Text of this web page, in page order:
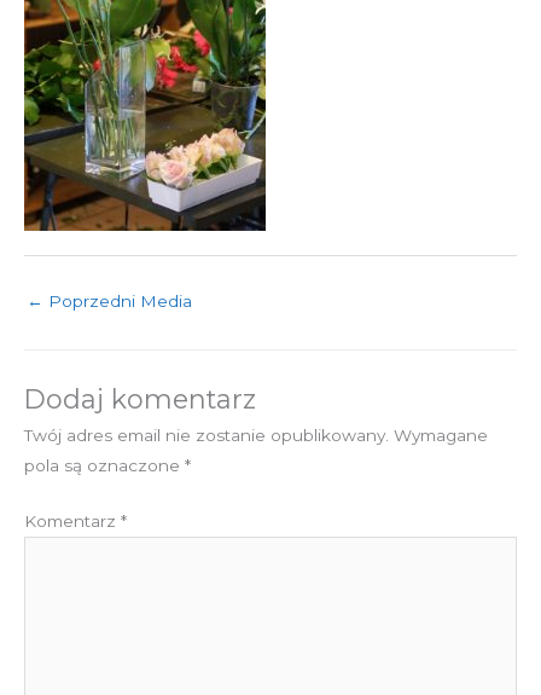
← Poprzedni Media
Dodaj komentarz
Twój adres email nie zostanie opublikowany. Wymagane
pola są oznaczone *
Komentarz *